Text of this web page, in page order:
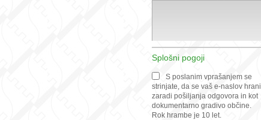
Splošni pogoji
S poslanim vprašanjem se
strinjate, da se vaš e-naslov hrani
zaradi pošiljanja odgovora in kot
dokumentarno gradivo občine.
Rok hrambe je 10 let.